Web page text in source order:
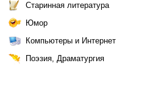
Старинная литература
Юмор
Компьютеры и Интернет
Поэзия, Драматургия